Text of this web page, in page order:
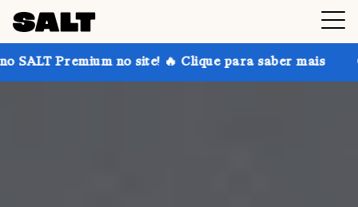
no site! 🔥 Clique para saber mais Ganhe até